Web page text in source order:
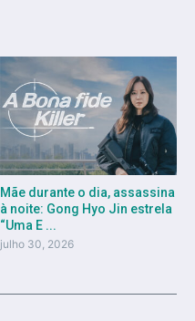
Mãe durante o dia, assassina
à noite: Gong Hyo Jin estrela
“Uma E ...
julho 30, 2026